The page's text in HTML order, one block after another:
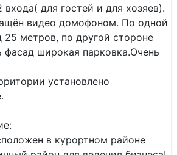
входа( для гостей и для хозяев).
видео домофоном. По одной
25 метров, по другой стороне
фасад широкая парковка.Очень
установлено
в курортном районе